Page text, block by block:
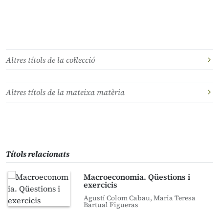
Altres títols de la col·lecció
Altres títols de la mateixa matèria
Títols relacionats
Macroeconomia. Qüestions i
exercicis
Agustí Colom Cabau, Maria Teresa
Bartual Figueras